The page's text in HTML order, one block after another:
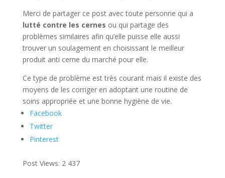
Merci de partager ce post avec toute personne qui a
lutté contre les cernes ou qui partage des
problèmes similaires afin qu’elle puisse elle aussi
trouver un soulagement en choisissant le meilleur
produit anti cerne du marché pour elle.
Ce type de problème est très courant mais il existe des
moyens de les corriger en adoptant une routine de
soins appropriée et une bonne hygiène de vie.
Facebook
Twitter
Pinterest
Post Views: 2 437